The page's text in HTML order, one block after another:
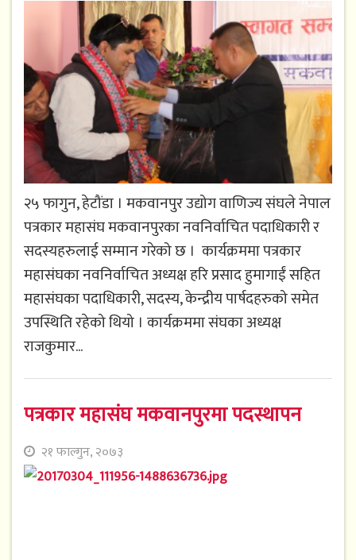
२५ फागुन, हेटौंडा । मकवानपुर उद्योग वाणिज्य संघले नेपाल
पत्रकार महासंघ मकवानपुरका नवनिर्वाचित पदाधिकारी र
सदस्यहरुलाई सम्मान गरेको छ । कार्यक्रममा पत्रकार
महासंघका नवनिर्वाचित अध्यक्ष हरि प्रसाद हुमागाईं सहित
महासंघका पदाधिकारी, सदस्य, केन्द्रीय पार्षदहरुको समेत
उपस्थिति रहेको थियो । कार्यक्रममा संघका अध्यक्ष
राजकुमार...
पत्रकार महासंघ मकवानपुरमा पदस्थापन
२१ फाल्गुन, २०७३